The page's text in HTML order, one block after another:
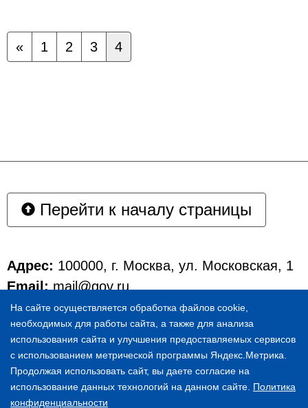
« 1 2 3 4
Перейти к началу страницы
Адрес: 100000, г. Москва, ул. Московская, 1
Email: mail@gov.ru
Телефоны: 8 (495) 415-17-64,8 (495) 415-
19-65
© 1996-2023 СТОМАТОЛОГИЧЕСКАЯ
ПОЛИКЛИНИКА № 5
На сайте осуществляется обработка файлов cookie,
необходимых для работы сайта, а также для анализа
использования сайта и улучшения предоставляемых сервисов
с использованием метрической программы Яндекс.Метрика.
Продолжая использовать сайт, вы даете согласие на
использование данных технологий на данном сайте. Политика
конфиденциальности